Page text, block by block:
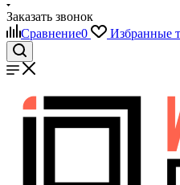
Заказать звонок
Сравнение0 Избранные